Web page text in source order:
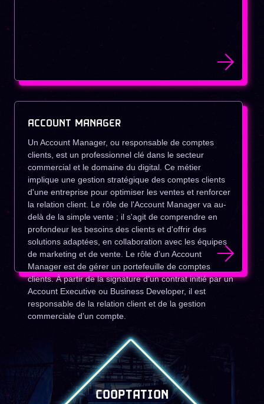
ACCOUNT MANAGER
Un Account Manager, ou responsable de comptes
clients, est un professionnel clé dans le secteur
commercial et le domaine du digital. Ce métier
implique une gestion stratégique des comptes clients
d'une entreprise pour optimiser les ventes et renforcer
la relation client. Le rôle de l'Account Manager va au-
delà de la simple vente ; il s'agit de comprendre en
profondeur les besoins des clients et d'offrir des
solutions adaptées, en collaboration avec les équipes
de marketing et de vente. Le rôle d’un Account
Manager est de gérer un portefeuille de comptes
clients. À partir de la signature d’un contrat initié par un
Account Executive ou Business Developer, il est
responsable de la relation client et de la gestion
commerciale d’un compte.
COOPTATION